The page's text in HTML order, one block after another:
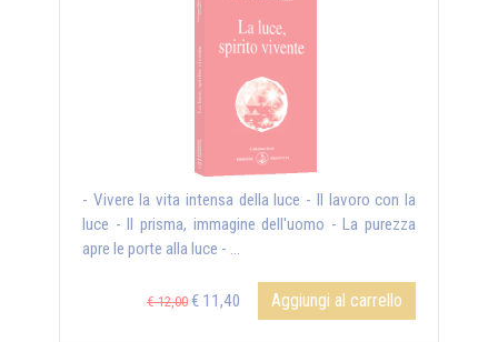
- Vivere la vita intensa della luce - Il lavoro con la
luce - Il prisma, immagine dell'uomo - La purezza
apre le porte alla luce - ...
€ 12,00 € 11,40 Aggiungi al carrello